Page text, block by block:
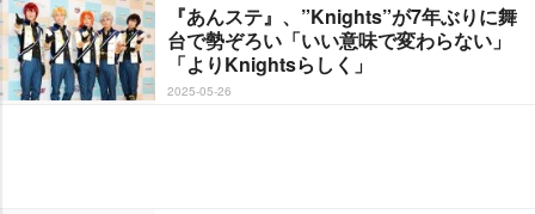
『あんステ』、”Knights”が7年ぶりに舞
台で勢ぞろい「いい意味で変わらない」
「よりKnightsらしく」
2025-05-26